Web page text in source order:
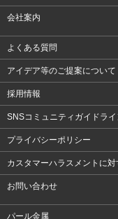
会社案内
よくある質問
アイデア等のご提案について
採用情報
SNSコミュニティガイドライ
プライバシーポリシー
カスタマーハラスメントに
お問い合わせ
パール金属